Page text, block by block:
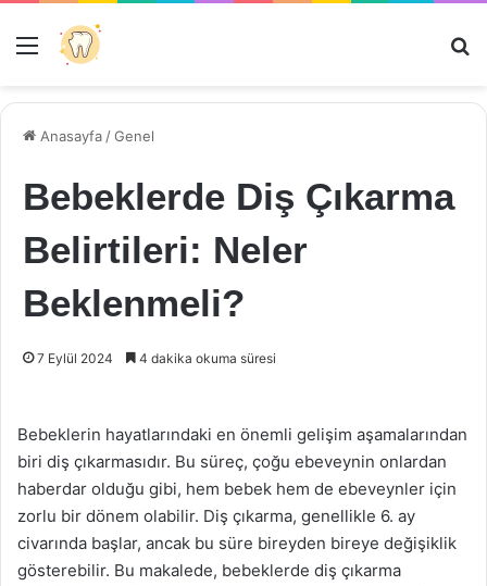
Menü
Anasayfa /Genel
Bebeklerde Diş Çıkarma
Belirtileri: Neler
Beklenmeli?
7 Eylül 2024 4 dakika okuma süresi
Bebeklerin hayatlarındaki en önemli gelişim aşamalarından
biri diş çıkarmasıdır. Bu süreç, çoğu ebeveynin onlardan
haberdar olduğu gibi, hem bebek hem de ebeveynler için
zorlu bir dönem olabilir. Diş çıkarma, genellikle 6. ay
civarında başlar, ancak bu süre bireyden bireye değişiklik
gösterebilir. Bu makalede, bebeklerde diş çıkarma